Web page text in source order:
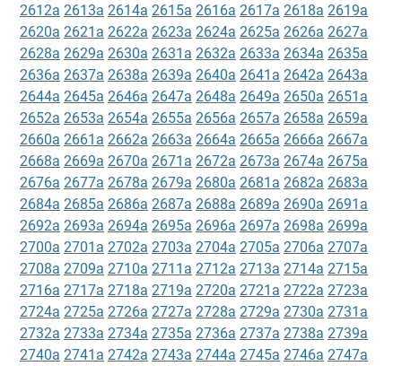
2612a 2613a 2614a 2615a 2616a 2617a 2618a 2619a
2620a 2621a 2622a 2623a 2624a 2625a 2626a 2627a
2628a 2629a 2630a 2631a 2632a 2633a 2634a 2635a
2636a 2637a 2638a 2639a 2640a 2641a 2642a 2643a
2644a 2645a 2646a 2647a 2648a 2649a 2650a 2651a
2652a 2653a 2654a 2655a 2656a 2657a 2658a 2659a
2660a 2661a 2662a 2663a 2664a 2665a 2666a 2667a
2668a 2669a 2670a 2671a 2672a 2673a 2674a 2675a
2676a 2677a 2678a 2679a 2680a 2681a 2682a 2683a
2684a 2685a 2686a 2687a 2688a 2689a 2690a 2691a
2692a 2693a 2694a 2695a 2696a 2697a 2698a 2699a
2700a 2701a 2702a 2703a 2704a 2705a 2706a 2707a
2708a 2709a 2710a 2711a 2712a 2713a 2714a 2715a
2716a 2717a 2718a 2719a 2720a 2721a 2722a 2723a
2724a 2725a 2726a 2727a 2728a 2729a 2730a 2731a
2732a 2733a 2734a 2735a 2736a 2737a 2738a 2739a
2740a 2741a 2742a 2743a 2744a 2745a 2746a 2747a